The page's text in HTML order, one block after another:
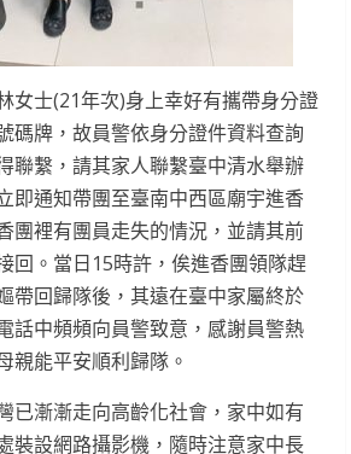
女士(21年次)身上幸好有攜帶身分證
碼牌，故員警依身分證件資料查詢
聯繫，請其家人聯繫臺中清水舉辦
即通知帶團至臺南中西區廟宇進香
團裡有團員走失的情況，並請其前
回。當日15時許，俟進香團領隊趕
帶回歸隊後，其遠在臺中家屬終於
話中頻頻向員警致意，感謝員警熱
親能平安順利歸隊。
已漸漸走向高齡化社會，家中如有
裝設網路攝影機，隨時注意家中長